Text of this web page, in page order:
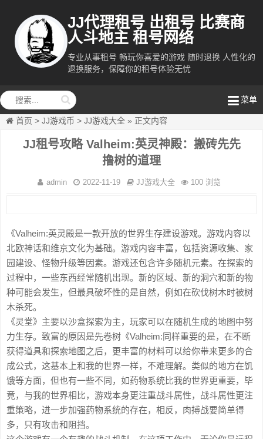
JJ代理租号 出租号 比赛商
人斗地主 租号网络
专业从事租号 畅玩你喜爱的游戏 随时退换 人性化的
退换服务，保障你的租号体验无忧
菜单
首页 > JJ游戏币 > JJ游戏大全 » 正文内容
JJ租号攻略 Valheim:英灵神殿：搬砖先先
撸树的道理
admin 2022-11-19 JJ游戏大全 100 浏览
《Valheim:英灵殿是一款开放的世界生存建设游戏。游戏内容以
北欧神话和维京文化为基础。游戏内容丰富，包括资源收集、家
园建设、怪物升级等因素。游戏还包含许多随机元素。在探索的
过程中，一些东西经常随机出现。新的区域、新的洞穴和新的物
种可能会发生，但最具破坏性的是自然，例如在砍伐树木时被树
木杀死。
《灵堂》主要以沙盒探索为主，玩家可以在随机生成的地图中努
力生存。致富的原因是先卷树《Valheim:同样重要的是，在不断
获得道具和探索地图之后，更丰富的材料可以给你带来更多的合
成公式，这基本上和我的世界一样，不难理解。类似的地方在饥
饿等方面，但也有一些不同，如药物系统比我的世界更重要，毕
竟，与我的世界相比，游戏本身更注重战斗属性，战斗属性更注
重策略，进一步加强药物系统的存在，相反，肉搏战要简单得
多，只有攻击和阻挡。